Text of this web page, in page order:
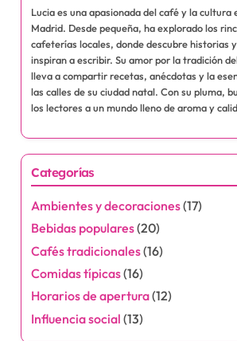
Lucia es una apasionada del café y la cultura
Madrid. Desde pequeña, ha explorado los
cafeterías locales, donde descubre historias
inspiran a escribir. Su amor por la tradición
lleva a compartir recetas, anécdotas y la
las calles de su ciudad natal. Con su pluma,
los lectores a un mundo lleno de aroma y
Categorías
Ambientes y decoraciones(17)
Bebidas populares(20)
Cafés tradicionales(16)
Comidas típicas(16)
Horarios de apertura(12)
Influencia social (13)